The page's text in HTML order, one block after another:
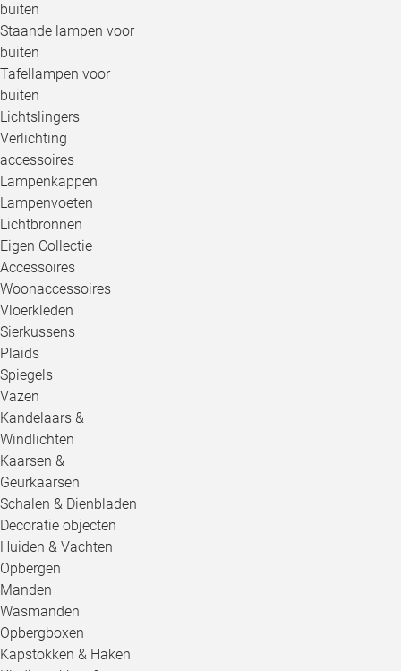
buiten
Staande lampen voor
buiten
Tafellampen voor
buiten
Lichtslingers
Verlichting
accessoires
Lampenkappen
Lampenvoeten
Lichtbronnen
Eigen Collectie
Accessoires
Woonaccessoires
Vloerkleden
Sierkussens
Plaids
Spiegels
Vazen
Kandelaars &
Windlichten
Kaarsen &
Geurkaarsen
Schalen & Dienbladen
Decoratie objecten
Huiden & Vachten
Opbergen
Manden
Wasmanden
Opbergboxen
Kapstokken & Haken